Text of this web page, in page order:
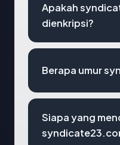
Apakah
dienkripsi?
Berapa umur
Siapa yang